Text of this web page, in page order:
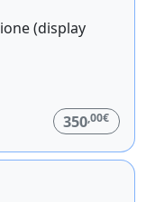
(display
350,00€